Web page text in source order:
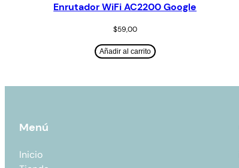
Enrutador WiFi AC2200 Google
$59,00
Añadir al carrito
Menú
Inicio